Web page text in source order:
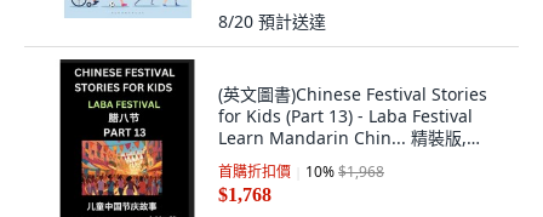
8/20 預計送達
(英文圖書)Chinese Festival Stories
for Kids (Part 13) - Laba Festival
Learn Mandarin Chin... 精裝版,
Chinese Festival Tales for ..., 英文
首購折扣價 10%$1,968
$1,768